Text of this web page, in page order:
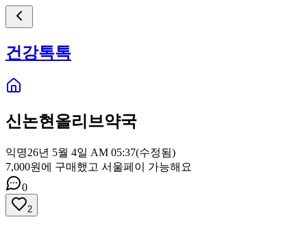
건강톡톡
신논현올리브약국
익명26년 5월 4일 AM 05:37(수정됨)
7,000원에 구매했고 서울페이 가능해요
0
2